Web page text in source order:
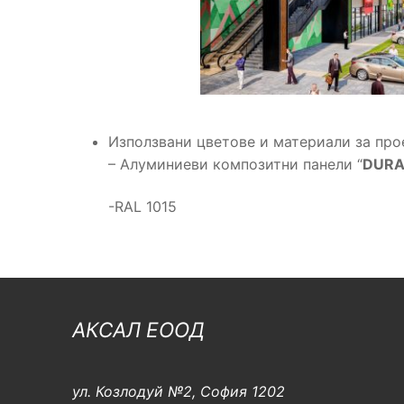
Използвани цветове и материали за
– Алуминиеви композитни панели “
-RAL 1015
АКСАЛ ЕООД
ул. Козлодуй №2, София 1202